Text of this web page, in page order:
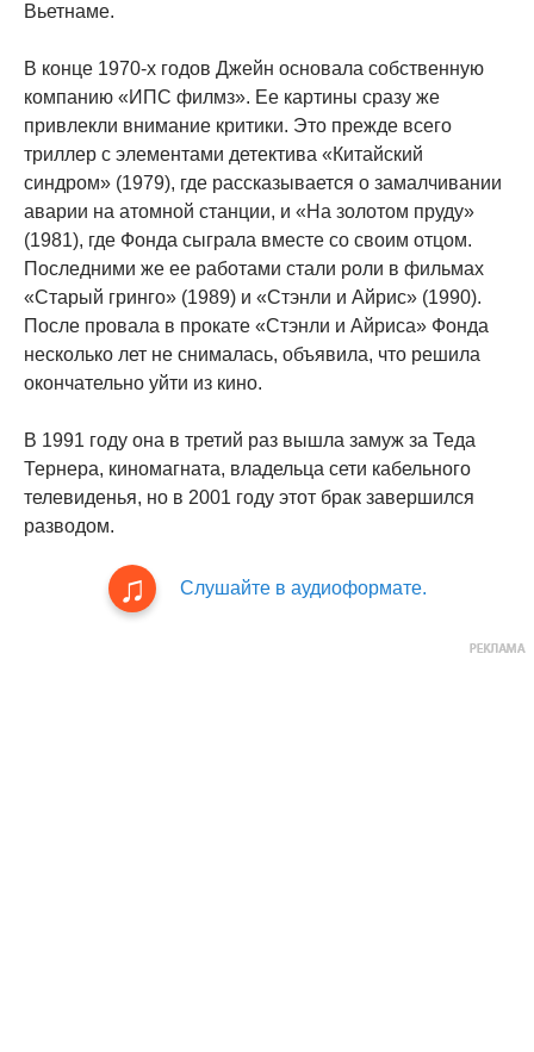
Вьетнаме.
В конце 1970-х годов Джейн основала собственную
компанию «ИПС филмз». Ее картины сразу же
привлекли внимание критики. Это прежде всего
триллер с элементами детектива «Китайский
синдром» (1979), где рассказывается о замалчивании
аварии на атомной станции, и «На золотом пруду»
(1981), где Фонда сыграла вместе со своим отцом.
Последними же ее работами стали роли в фильмах
«Старый гринго» (1989) и «Стэнли и Айрис» (1990).
После провала в прокате «Стэнли и Айриса» Фонда
несколько лет не снималась, объявила, что решила
окончательно уйти из кино.
В 1991 году она в третий раз вышла замуж за Теда
Тернера, киномагната, владельца сети кабельного
телевиденья, но в 2001 году этот брак завершился
разводом.
Слушайте в аудиоформате.